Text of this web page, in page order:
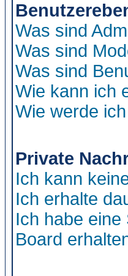
Was sind
Was sind
Was sind
Wie kann ich
Wie werde
Private
Ich kann
Ich erhalte
Ich habe
Board